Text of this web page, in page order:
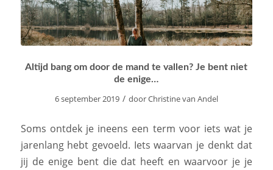
Altijd bang om door de mand te vallen? Je bent niet
de enige…
6 september 2019 / doorChristine van Andel
Soms ontdek je ineens een term voor iets wat je
jarenlang hebt gevoeld. Iets waarvan je denkt dat
jij de enige bent die dat heeft en waarvoor je je